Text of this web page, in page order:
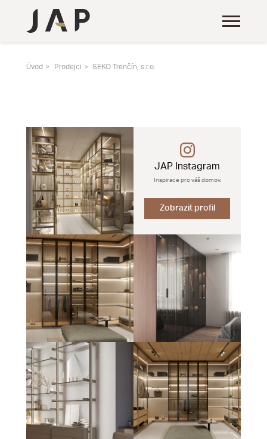
Úvod Prodejci SEKO Trenčín, s.r.o.
JAP Instagram
Inspirace pro váš domov.
Zobrazit profil